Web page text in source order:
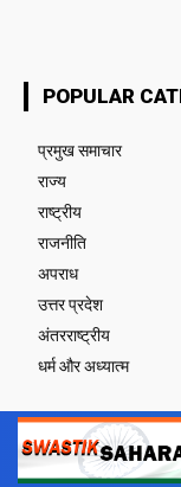
POPULAR
प्रमुख समाचार‎
राज्य
राष्ट्रीय
राजनीति
अपराध
उत्तर प्रदेश
अंतरराष्ट्रीय
धर्म और अध्यात्म